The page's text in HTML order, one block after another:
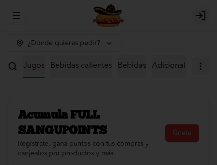
Abrir menu de navegación
¿Dónde quieres pedir?
Jugos Bebidas calientes Bebidas Adicionales
Acumula FULL
SANGUPOINTS
Regístrate, gana puntos con tus compras y
canjealos por productos y más
Únete